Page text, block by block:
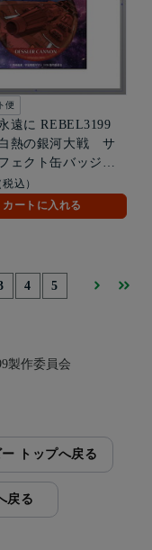
便
遠に REBEL3199
熱の銀河大戦 サ
ェクト缶バッジ
砲】
込）
カートに入れる
4 5
製作委員会
トップへ戻る
戻る